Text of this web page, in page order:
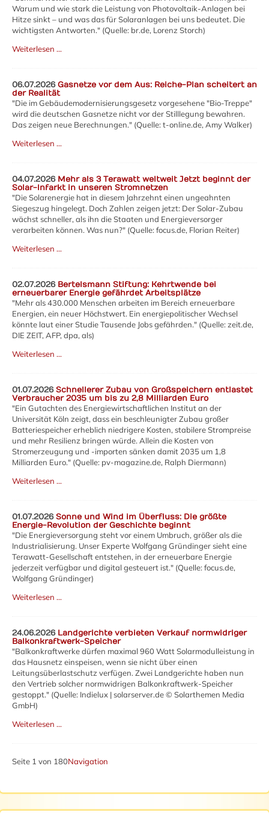
Warum und wie stark die Leistung von Photovoltaik-Anlagen bei
Hitze sinkt – und was das für Solaranlagen bei uns bedeutet. Die
wichtigsten Antworten." (Quelle: br.de, Lorenz Storch)
Weiterlesen …
06.07.2026 Gasnetze vor dem Aus: Reiche-Plan scheitert an
der Realität
"Die im Gebäudemodernisierungsgesetz vorgesehene "Bio-Treppe"
wird die deutschen Gasnetze nicht vor der Stilllegung bewahren.
Das zeigen neue Berechnungen." (Quelle: t-online.de, Amy Walker)
Weiterlesen …
04.07.2026 Mehr als 3 Terawatt weltweit Jetzt beginnt der
Solar-Infarkt in unseren Stromnetzen
"Die Solarenergie hat in diesem Jahrzehnt einen ungeahnten
Siegeszug hingelegt. Doch Zahlen zeigen jetzt: Der Solar-Zubau
wächst schneller, als ihn die Staaten und Energieversorger
verarbeiten können. Was nun?" (Quelle: focus.de, Florian Reiter)
Weiterlesen …
02.07.2026 Bertelsmann Stiftung: Kehrtwende bei
erneuerbarer Energie gefährdet Arbeitsplätze
"Mehr als 430.000 Menschen arbeiten im Bereich erneuerbare
Energien, ein neuer Höchstwert. Ein energiepolitischer Wechsel
könnte laut einer Studie Tausende Jobs gefährden." (Quelle: zeit.de,
DIE ZEIT, AFP, dpa,als)
Weiterlesen …
01.07.2026 Schnellerer Zubau von Großspeichern entlastet
Verbraucher 2035 um bis zu 2,8 Milliarden Euro
"Ein Gutachten des Energiewirtschaftlichen Institut an der
Universität Köln zeigt, dass ein beschleunigter Zubau großer
Batteriespeicher erheblich niedrigere Kosten, stabilere Strompreise
und mehr Resilienz bringen würde. Allein die Kosten von
Stromerzeugung und -importen sänken damit 2035 um 1,8
Milliarden Euro." (Quelle: pv-magazine.de, Ralph Diermann)
Weiterlesen …
01.07.2026 Sonne und Wind im Überfluss: Die größte
Energie-Revolution der Geschichte beginnt
"Die Energieversorgung steht vor einem Umbruch, größer als die
Industrialisierung. Unser Experte Wolfgang Gründinger sieht eine
Terawatt-Gesellschaft entstehen, in der erneuerbare Energie
jederzeit verfügbar und digital gesteuert ist." (Quelle: focus.de,
Wolfgang Gründinger)
Weiterlesen …
24.06.2026 Landgerichte verbieten Verkauf normwidriger
Balkonkraftwerk-Speicher
"Balkonkraftwerke dürfen maximal 960 Watt Solarmodulleistung in
das Hausnetz einspeisen, wenn sie nicht über einen
Leitungsüberlastschutz verfügen. Zwei Landgerichte haben nun
den Vertrieb solcher normwidrigen Balkonkraftwerk-Speicher
gestoppt." (Quelle: Indielux | solarserver.de © Solarthemen Media
GmbH)
Weiterlesen …
Seite 1 von 180Navigation